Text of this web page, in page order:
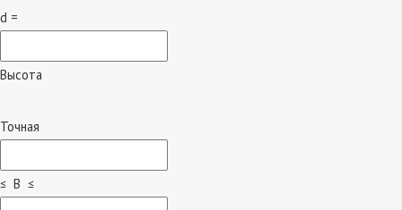
d =
Высота
Точная
≤ B ≤